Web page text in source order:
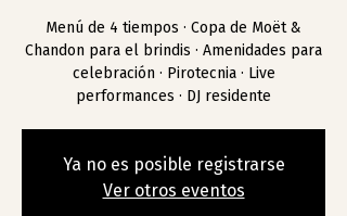
Menú de 4 tiempos · Copa de Moët &
Chandon para el brindis · Amenidades para
celebración · Pirotecnia · Live
performances · DJ residente
Ya no es posible registrarse
Ver otros eventos